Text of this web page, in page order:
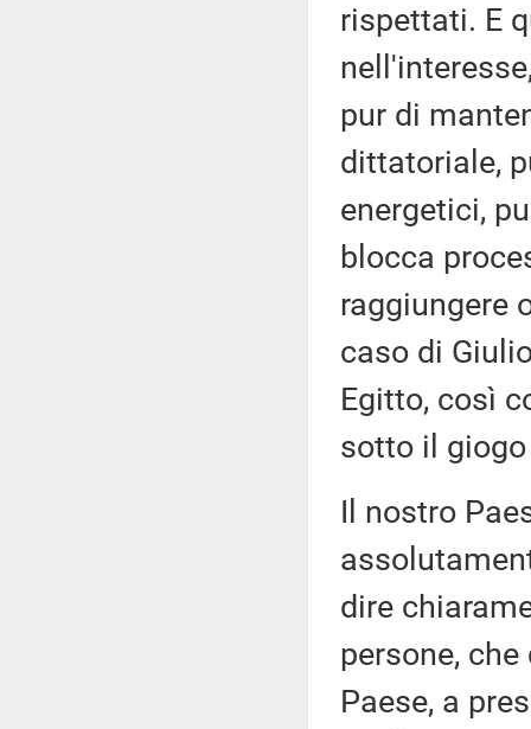
rispettati. E
pur di
dittatoriale,
energetici,
blocca
raggiungere
caso di
Egitto, così
sotto il
Il nostro
dire
persone,
Paese, a